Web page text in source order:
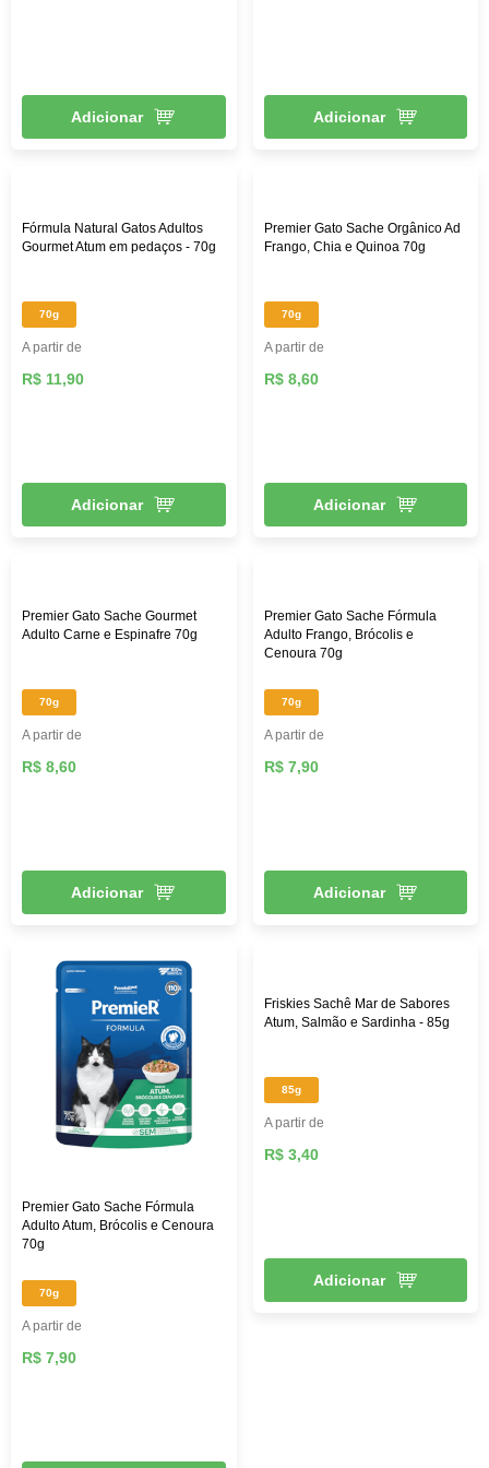
Adicionar Adicionar
Fórmula Natural Gatos Adultos
Gourmet Atum em pedaços - 70g
70g
A partir de
R$ 11,90
Adicionar
Premier Gato Sache Orgânico Ad
Frango, Chia e Quinoa 70g
70g
A partir de
R$ 8,60
Adicionar
Premier Gato Sache Gourmet
Adulto Carne e Espinafre 70g
70g
A partir de
R$ 8,60
Adicionar
Premier Gato Sache Fórmula
Adulto Frango, Brócolis e
Cenoura 70g
70g
A partir de
R$ 7,90
Adicionar
Premier Gato Sache Fórmula
Adulto Atum, Brócolis e Cenoura
70g
70g
A partir de
R$ 7,90
Friskies Sachê Mar de Sabores
Atum, Salmão e Sardinha - 85g
85g
A partir de
R$ 3,40
Adicionar